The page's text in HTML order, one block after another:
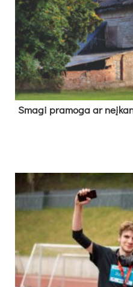
Sma­gi pra­mo­ga ar